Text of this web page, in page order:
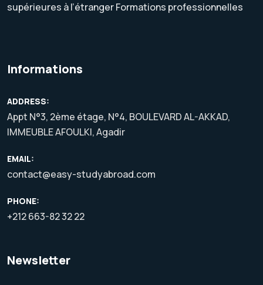
supérieures à l’étranger Formations professionnelles
Informations
ADDRESS:
Appt N°3, 2ème étage, N°4, BOULEVARD AL-AKKAD,
IMMEUBLE AFOULKI, Agadir
EMAIL:
contact@easy-studyabroad.com
PHONE:
+212 663-82 32 22
Newsletter